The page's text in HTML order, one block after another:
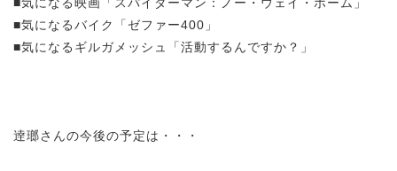
■気になるバイク「ゼファー400」
■気になるギルガメッシュ「活動するんですか？」
逹瑯さんの今後の予定は・・・